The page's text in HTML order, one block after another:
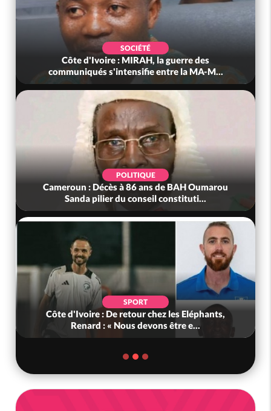
SOCIÉTÉ
Côte d'Ivoire : MIRAH, la guerre des
communiqués s'intensifie entre la MA-M...
POLITIQUE
Cameroun : Décès à 86 ans de BAH Oumarou
Sanda pilier du conseil constituti...
SPORT
Côte d'Ivoire : De retour chez les Eléphants,
Renard : « Nous devons être e...